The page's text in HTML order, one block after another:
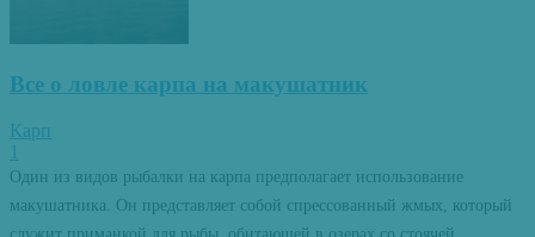
Все о ловле карпа на макушатник
Карп
1
Один из видов рыбалки на карпа предполагает использование
макушатника. Он представляет собой спрессованный жмых, который